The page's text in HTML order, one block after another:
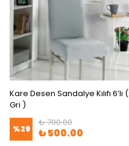
Kare Desen Sandalye Kılıfı 6’lı (
Gri )
%29
₺ 700.00
₺ 500.00